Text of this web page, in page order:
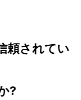
頼されてい
?